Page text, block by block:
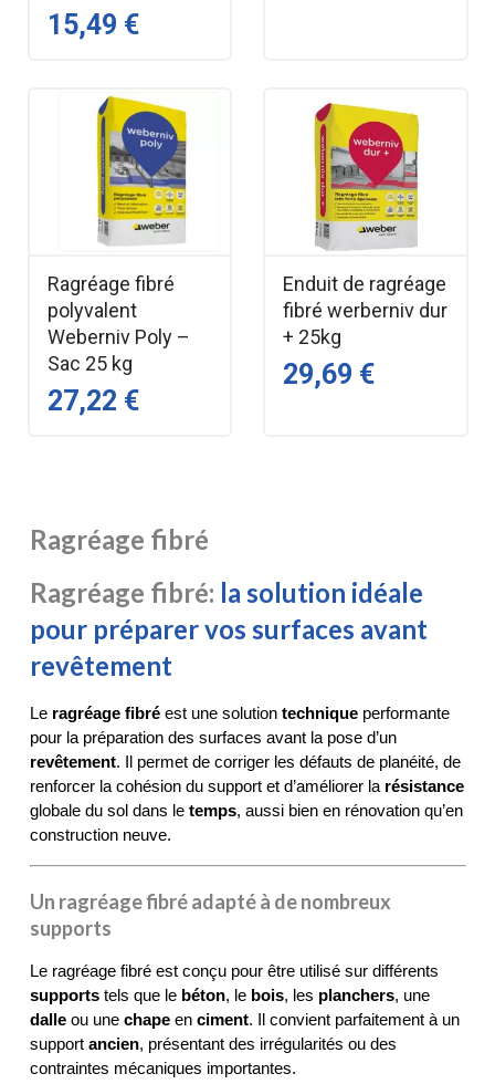
15,49 €
Ragréage fibré
polyvalent
Weberniv Poly –
Sac 25 kg
27,22 €
Enduit de ragréage
fibré werberniv dur
+ 25kg
29,69 €
Ragréage fibré
Ragréage fibré: la solution idéale
pour préparer vos surfaces avant
revêtement
Le ragréage fibré est une solution technique performante
pour la préparation des surfaces avant la pose d’un
revêtement. Il permet de corriger les défauts de planéité, de
renforcer la cohésion du support et d’améliorer la résistance
globale du sol dans le temps, aussi bien en rénovation qu’en
construction neuve.
Un ragréage fibré adapté à de nombreux
supports
supports tels que le béton, le bois, les planchers
, une
dalle ou une chape en ciment. Il convient parfaitement à un
support ancien, présentant des irrégularités ou des
contraintes mécaniques importantes.